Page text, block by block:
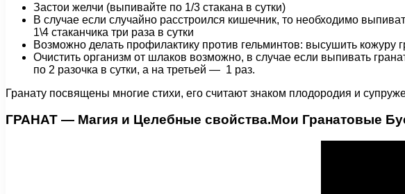
Застои желчи (выпивайте по 1/3 стакана в сутки)
В случае если случайно расстроился кишечник, то необходимо
1\4 стаканчика три раза в сутки
Возможно делать профилактику против гельминтов: высушить
Очистить организм от шлаков возможно, в случае если выпивать
по 2 разочка в сутки, а на третьей — 1 раз.
Гранату посвящены многие стихи, его считают знаком плодородия и
ГРАНАТ — Магия и Целебные свойства.Мои Гранатовые